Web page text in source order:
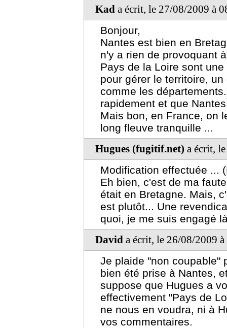
Kad a écrit, le 27/08/2009 à
Bonjour,
Nantes est bien en
n'y a rien de provoquant
Pays de la Loire sont
pour gérer le territoire,
comme les
rapidement et que
Mais bon, en France, on
long fleuve tranquille ...
Hugues (fugitif.net) a écrit,
Modification effectuée ...
Eh bien, c'est de ma
était en Bretagne. Mais,
est plutôt... Une
quoi, je me suis engagé
David a écrit, le 26/08/2009
Je plaide "non coupable"
bien été prise à Nantes,
suppose que Hugues a
effectivement "Pays de
ne nous en voudra, ni à
vos commentaires.